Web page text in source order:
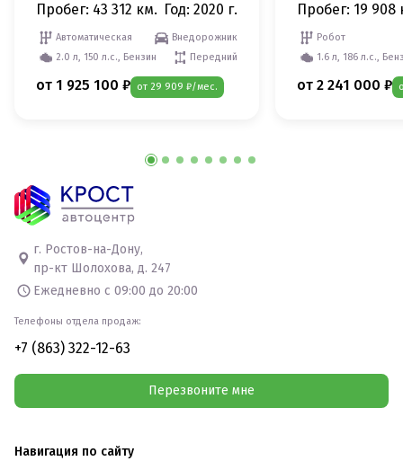
Пробег: 43 312 км. Год: 2020 г.
Автоматическая
Внедорожник
2.0 л, 150 л.с., Бензин
Передний
от 1 925 100 ₽ от 29 909 ₽/мес.
Пробег: 19 908
Робот
1.6 л, 186 л.с.,
от 2 241 000 ₽
г. Ростов-на-Дону,
пр-кт Шолохова, д. 247
Ежедневно с 09:00 до 20:00
Телефоны отдела продаж:
+7 (863) 322-12-63
Перезвоните мне
Навигация по сайту